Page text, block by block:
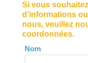
Si vous
d’informations
nous, veuillez
coordonnées.
Leave
this
Nom